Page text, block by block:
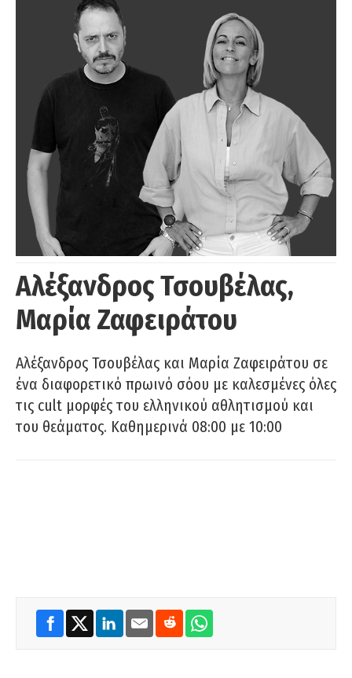
Αλέξανδρος Τσουβέλας,
Μαρία Ζαφειράτου
Αλέξανδρος Τσουβέλας και Μαρία Ζαφειράτου σε
ένα διαφορετικό πρωινό σόου με καλεσμένες όλες
τις cult μορφές του ελληνικού αθλητισμού και
του θεάματος. Καθημερινά 08:00 με 10:00